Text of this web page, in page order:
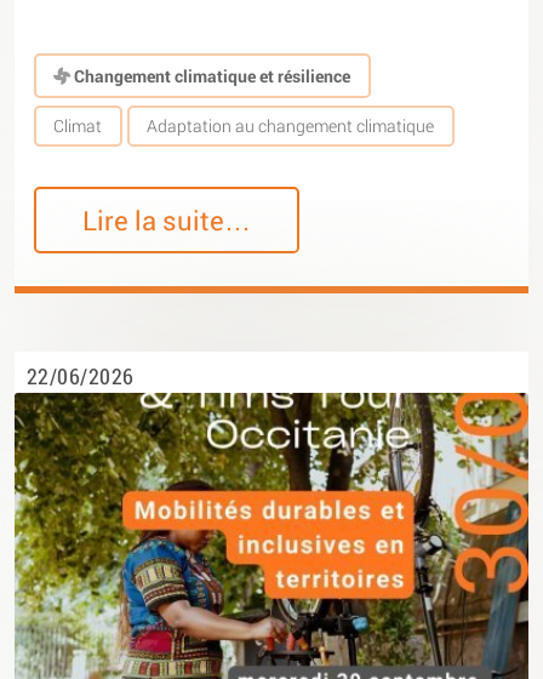
Changement climatique et résilience
Climat Adaptation au changement climatique
Lire la suite…
22/06/2026